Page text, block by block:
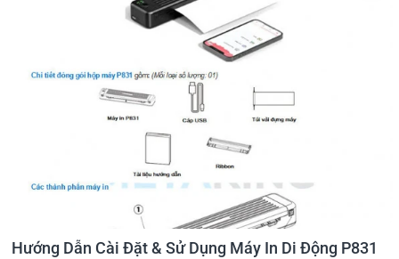
Hướng Dẫn Cài Đặt & Sử Dụng Máy In Di Động P831